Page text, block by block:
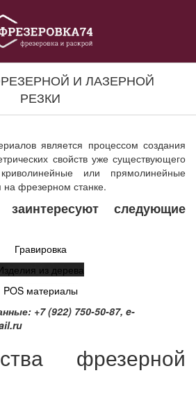
И ЛАЗЕРНОЙ
РЕЗКИ
является процессом создания
свойств уже существующего
или прямолинейные
на фрезерном станке.
следующие
Гравировка
из дерева
POS материалы
+7 (922) 750-50-87, e-
фрезерной